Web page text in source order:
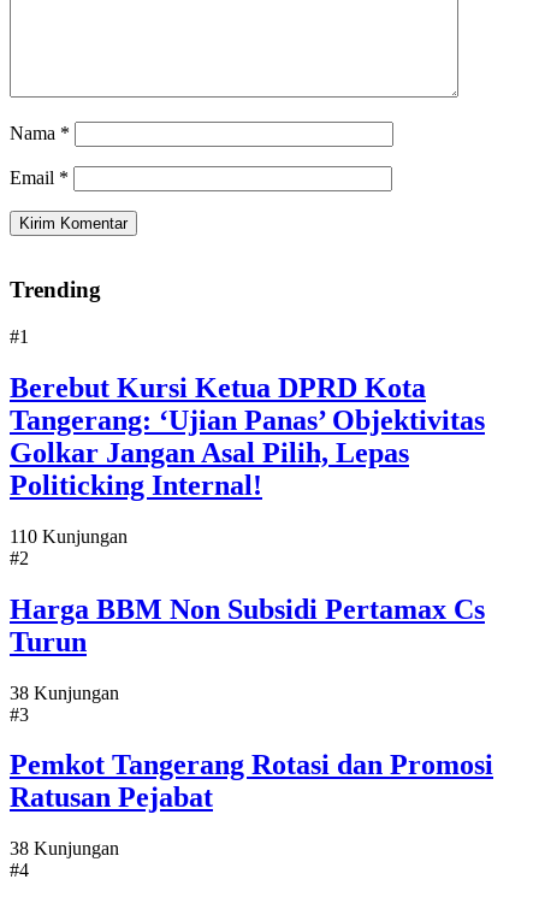
Nama *
Email *
Trending
#1
Berebut Kursi Ketua DPRD Kota
Tangerang: ‘Ujian Panas’ Objektivitas
Golkar Jangan Asal Pilih, Lepas
Politicking Internal!
110 Kunjungan
#2
Harga BBM Non Subsidi Pertamax Cs
Turun
38 Kunjungan
#3
Pemkot Tangerang Rotasi dan Promosi
Ratusan Pejabat
38 Kunjungan
#4